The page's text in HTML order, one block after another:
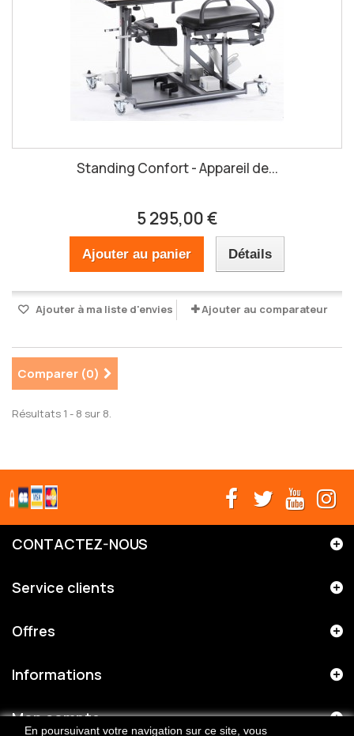
Standing Confort - Appareil de...
5 295,00 €
Ajouter au panier Détails
Ajouter à ma liste d'envies Ajouter au comparateur
Comparer (0)
Résultats 1 - 8 sur 8.
CONTACTEZ-NOUS
Service clients
Offres
Informations
Mon compte
En poursuivant votre navigation sur ce site, vous